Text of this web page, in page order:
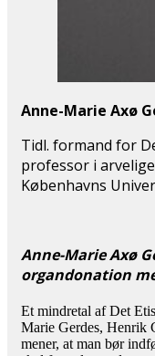
Anne-Marie Axø
Tidl. formand for
professor i
Københavns
Anne-Marie Axø
organdonation
Et mindretal af Det
Marie Gerdes, Henrik
mener, at man bør